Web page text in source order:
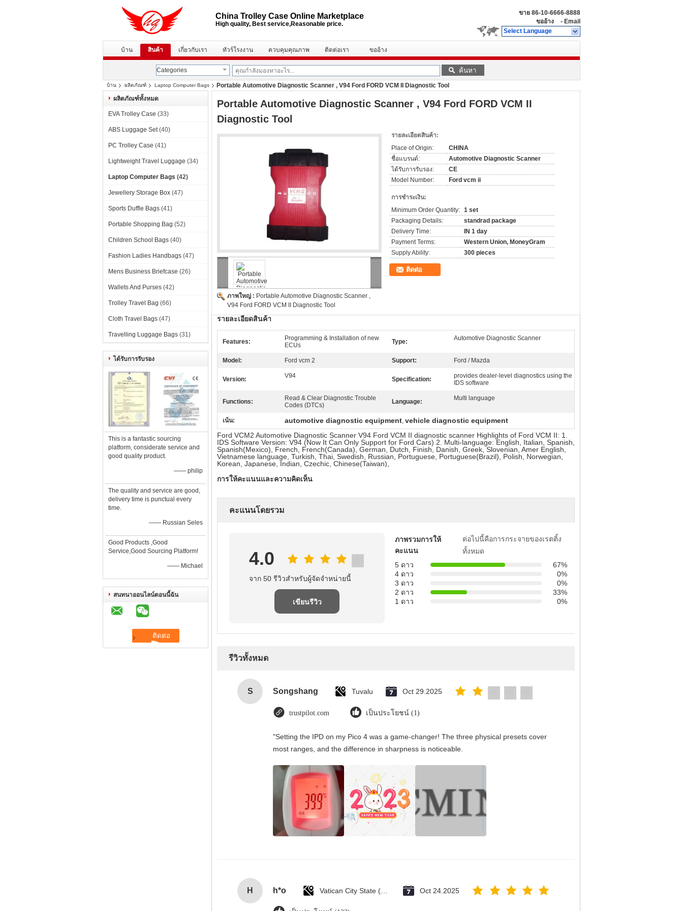
China Trolley Case Online Marketplace
High quality, Best service,Reasonable price.
ขาย 86-10-6666-8888
ขออ้าง
- Email
Select Language
บ้าน สินค้า เกี่ยวกับเรา ทัวร์โรงงาน ควบคุมคุณภาพ ติดต่อเรา ขออ้าง
Categories ค้นหา
บ้าน ผลิตภัณฑ์ Laptop Computer Bags
Portable Automotive Diagnostic Scanner , V94 Ford FORD VCM II Diagnostic Tool
ผลิตภัณฑ์ทั้งหมด
EVA Trolley Case (33)
ABS Luggage Set (40)
PC Trolley Case (41)
Lightweight Travel Luggage (34)
Laptop Computer Bags (42)
Jewellery Storage Box (47)
Sports Duffle Bags (41)
Portable Shopping Bag (52)
Children School Bags (40)
Fashion Ladies Handbags (47)
Mens Business Briefcase (26)
Wallets And Purses (42)
Trolley Travel Bag (66)
Cloth Travel Bags (47)
Travelling Luggage Bags (31)
ได้รับการรับรอง
This is a fantastic sourcing
platform, considerate service and
good quality product.
—— philip
The quality and service are good,
delivery time is punctual every
time.
—— Russian Seles
Good Products ,Good
Service,Good Sourcing Platform!
—— Michael
สนทนาออนไลน์ตอนนี้ฉัน
Portable Automotive Diagnostic Scanner , V94 Ford FORD VCM II
Diagnostic Tool
ภาพใหญ่ : Portable Automotive Diagnostic Scanner ,
V94 Ford FORD VCM II Diagnostic Tool
รายละเอียดสินค้า:
Place of Origin:
CHINA
ชื่อแบรนด์:
Automotive Diagnostic Scanner
ได้รับการรับรอง:
CE
Model Number:
Ford vcm ii
การชำระเงิน:
Minimum Order Quantity: 1 set
Packaging Details:
standrad package
Delivery Time:
IN 1 day
Payment Terms:
Western Union, MoneyGram
Supply Ability:
300 pieces
ติดต่อ
รายละเอียดสินค้า
Features:
Programming & Installation of new
ECUs
Type: Automotive Diagnostic Scanner
Model: Ford vcm 2 Support: Ford / Mazda
Version: V94 Specification:
provides dealer-level diagnostics using the
IDS software
Functions:
Read & Clear Diagnostic Trouble
Codes (DTCs)
Language: Multi language
เน้น: automotive diagnostic equipment, vehicle diagnostic equipment
Ford VCM2 Automotive Diagnostic Scanner V94 Ford VCM II diagnostic scanner Highlights of Ford VCM II: 1.
IDS Software Version: V94 (Now It Can Only Support for Ford Cars) 2. Multi-language: English, Italian, Spanish,
Spanish(Mexico), French, French(Canada), German, Dutch, Finish, Danish, Greek, Slovenian, Amer English,
Vietnamese language, Turkish, Thai, Swedish, Russian, Portuguese, Portuguese(Brazil), Polish, Norwegian,
Korean, Japanese, Indian, Czechic, Chinese(Taiwan),
การให้คะแนนและความคิดเห็น
คะแนนโดยรวม
4.0
จาก 50 รีวิวสําหรับผู้จัดจําหน่ายนี้
เขียนรีวิว
ภาพรวมการให้
คะแนน
ต่อไปนี้คือการกระจายของเรตติ้ง
ทั้งหมด
5 ดาว
67%
4 ดาว
0%
3 ดาว
0%
2 ดาว
33%
1 ดาว
0%
รีวิวทั้งหมด
S Songshang Tuvalu Oct 29.2025
trustpilot.com เป็นประโยชน์ (1)
"Setting the IPD on my Pico 4 was a game-changer! The three physical presets cover
most ranges, and the difference in sharpness is noticeable.
H h*o Oct 24.2025